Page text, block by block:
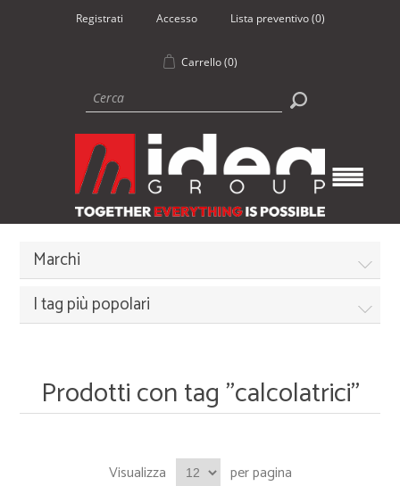
Registrati Accesso Lista preventivo (0)
Carrello (0)
Marchi
I tag più popolari
Prodotti con tag "calcolatrici"
Visualizza per pagina